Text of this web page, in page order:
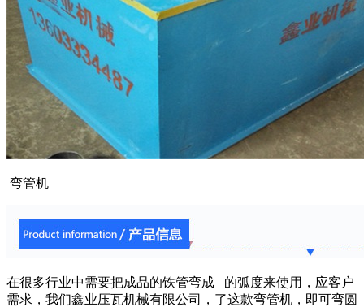
弯管机
在很多行业中需要把成品的铁管弯成 的弧度来使用，应客户
需求，我们鑫业压瓦机械有限公司，了这款弯管机，即可弯圆